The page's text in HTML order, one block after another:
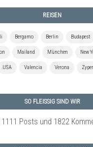
REISEN
Bergamo Berlin Budapest
Mailand München New
USA Valencia Verona
SO FLEISSIG SIND WIR
1111 Posts und 1822